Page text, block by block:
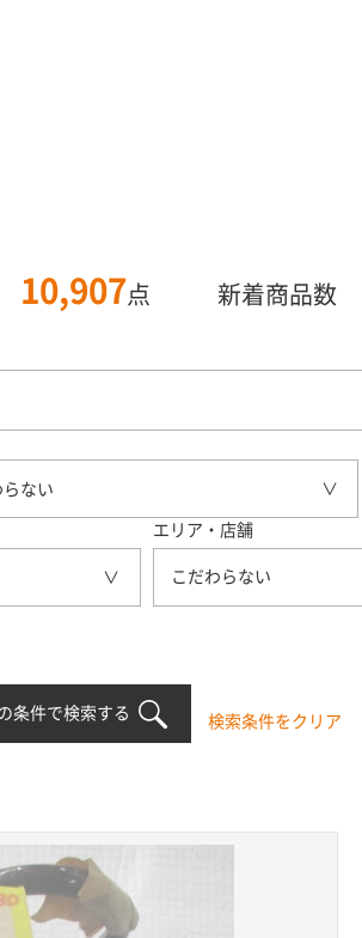
10,907点 新着商品数
らない
エリア・店舗
こだわらない
条件で検索する 検索条件をクリア